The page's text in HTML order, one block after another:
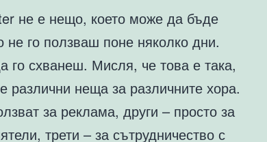
не е нещо, което може да бъде
не го ползваш поне няколко дни.
го схванеш. Мисля, че това е така,
неща за различните хора.
за реклама, други – просто за
трети – за сътрудничество с